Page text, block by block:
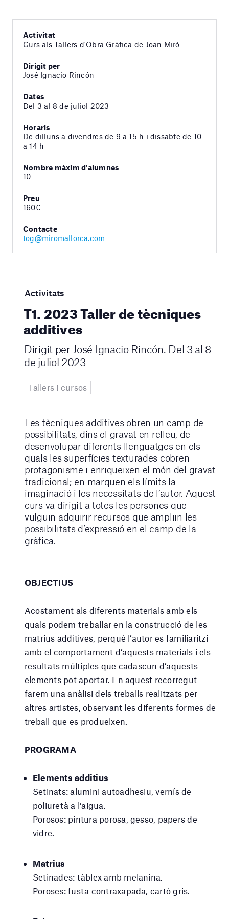
Activitat
Curs als Tallers d'Obra Gràfica de Joan Miró
Dirigit per
José Ignacio Rincón
Dates
Del 3 al 8 de juliol 2023
Horaris
De dilluns a divendres de 9 a 15 h i dissabte de 10
a 14 h
Nombre màxim d'alumnes
10
Preu
160€
Contacte
tog@miromallorca.com
Activitats
T1. 2023 Taller de tècniques
additives
Dirigit per José Ignacio Rincón. Del 3 al 8
de juliol 2023
Tallers i cursos
Les tècniques additives obren un camp de
possibilitats, dins el gravat en relleu, de
desenvolupar diferents llenguatges en els
quals les superfícies texturades cobren
protagonisme i enriqueixen el món del gravat
tradicional; en marquen els límits la
imaginació i les necessitats de l’autor. Aquest
curs va dirigit a totes les persones que
vulguin adquirir recursos que ampliïn les
possibilitats d’expressió en el camp de la
gràfica.
OBJECTIUS
Acostament als diferents materials amb els
quals podem treballar en la construcció de les
matrius additives, perquè l’autor es familiaritzi
amb el comportament d’aquests materials i els
resultats múltiples que cadascun d’aquests
elements pot aportar. En aquest recorregut
farem una anàlisi dels treballs realitzats per
altres artistes, observant les diferents formes de
treball que es produeixen.
PROGRAMA
Elements additius
Setinats: alumini autoadhesiu, vernís de
poliuretà a l’aigua.
Porosos: pintura porosa, gesso, papers de
vidre.
Matrius
Setinades: tàblex amb melanina.
Poroses: fusta contraxapada, cartó gris.